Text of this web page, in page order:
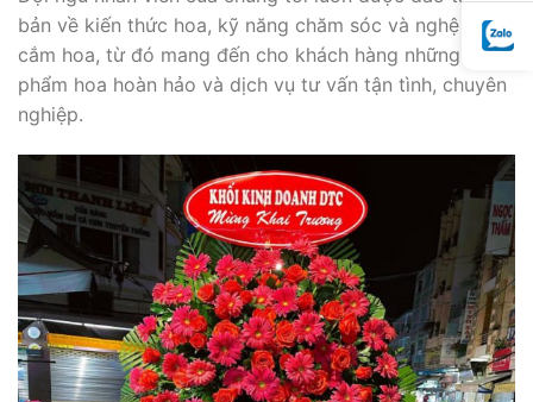
bản về kiến thức hoa, kỹ năng chăm sóc và nghệ thuật
cắm hoa, từ đó mang đến cho khách hàng những sản
phẩm hoa hoàn hảo và dịch vụ tư vấn tận tình, chuyên
nghiệp.